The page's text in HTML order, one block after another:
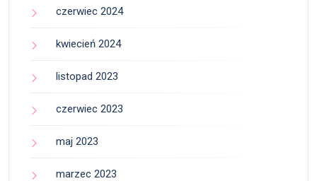
czerwiec 2024
kwiecień 2024
listopad 2023
czerwiec 2023
maj 2023
marzec 2023